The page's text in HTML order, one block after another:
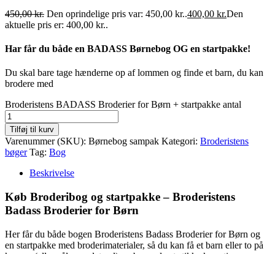
450,00kr. Den oprindelige pris var: 450,00 kr..400,00 kr.Den
aktuelle pris er: 400,00 kr..
Har får du både en BADASS Børnebog OG en startpakke!
Du skal bare tage hænderne op af lommen og finde et barn, du kan
brodere med
Broderistens BADASS Broderier for Børn + startpakke antal
Tilføj til kurv
Varenummer (SKU): Børnebog sampak Kategori: Broderistens
bøger Tag: Bog
Beskrivelse
Køb Broderibog og startpakke – Broderistens
Badass Broderier for Børn
Her får du både bogen Broderistens Badass Broderier for Børn og
en startpakke med broderimaterialer, så du kan få et barn eller to på